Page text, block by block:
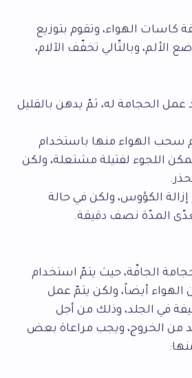
كاسات الهواء، وتقوم بتوزيع
الألم، وبالتّالي تخفّف الآلام،
عمل الحجامة له، ثمّ يدهن بالقليل
سحب الهواء منها باستخدام
اللجوء لفتيلة مشتعلة، ولكن
الكؤوس، ولكن في حالة
المدّة نصف دقيقة.
الجافّة، حيث يتمّ استخدام
أيضاً، ولكن يتمّ عمل
في الجلد، وذلك من أجل
من الخروج، ويجب مراعاة بعض